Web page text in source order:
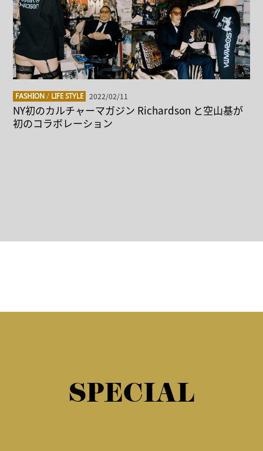
FASHION / LIFE STYLE 2022/02/11
NY初のカルチャーマガジン Richardson と空山基が
初のコラボレーション
SPECIAL